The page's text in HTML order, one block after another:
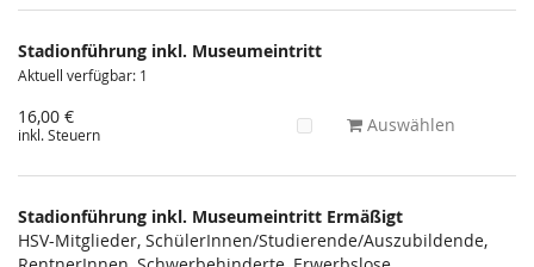
Produkte
Unkategorisierte
Produkte
Stadionführung inkl. Museumeintritt
Aktuell verfügbar: 1
16,00 €
inkl. Steuern Auswählen
Stadionführung inkl. Museumeintritt Ermäßigt
HSV-Mitglieder, SchülerInnen/Studierende/Auszubildende,